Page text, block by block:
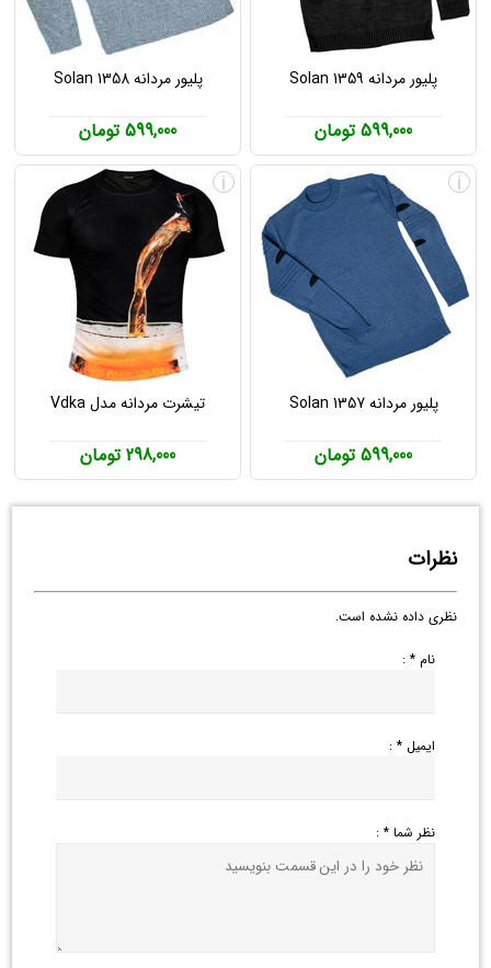
پلیور مردانه Solan 1359
599,000 تومان
پلیور مردانه Solan 1358
599,000 تومان
پلیور مردانه Solan 1357
599,000 تومان
i
تیشرت مردانه مدل Vdka
298,000 تومان
i
نظرات
نظری داده نشده است.
نام * :
ایمیل * :
نظر شما * :